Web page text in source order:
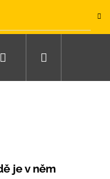
Přihlášení
je v něm